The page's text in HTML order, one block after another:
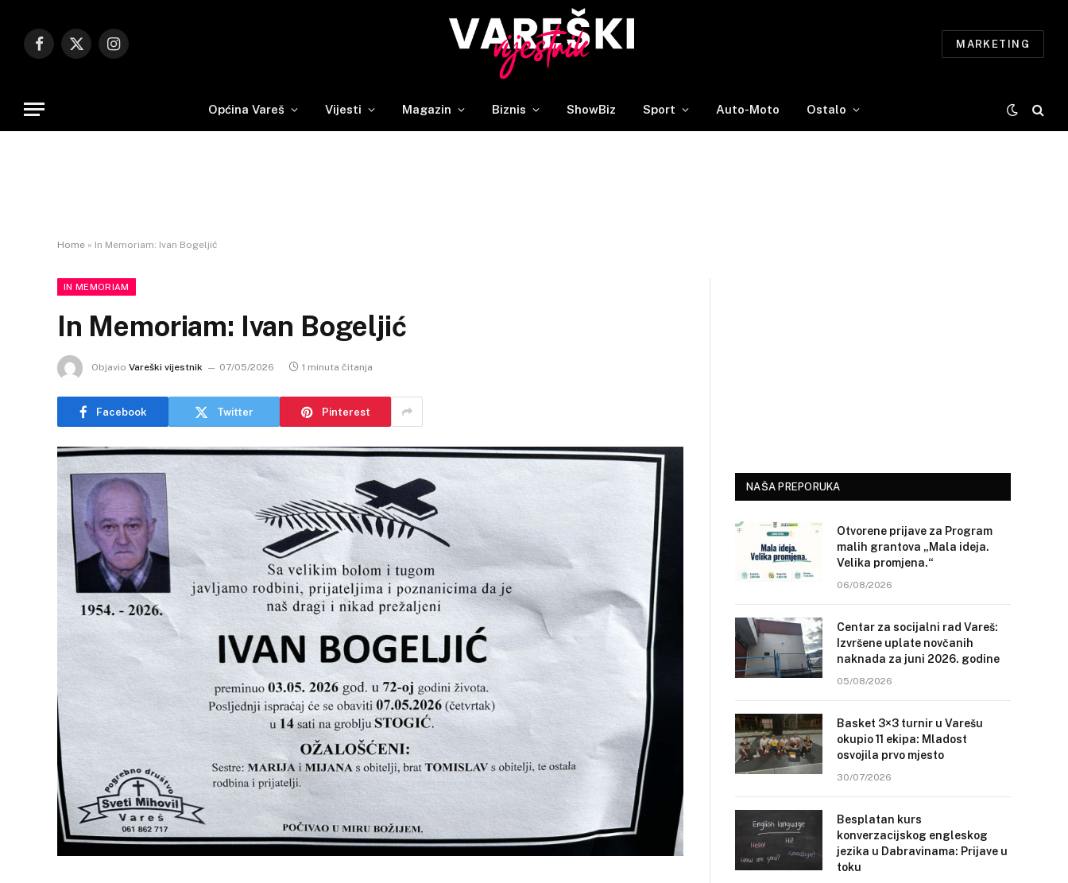
Facebook
X
Instagram
MARKETING
Općina Vareš Vijesti Magazin Biznis ShowBiz Sport Auto-Moto Ostalo
Home » In Memoriam: Ivan Bogeljić
IN MEMORIAM
In Memoriam: Ivan Bogeljić
Objavio Vareški vijestnik 07/05/2026 1 minuta čitanja
Facebook Twitter Pinterest
NAŠA PREPORUKA
Otvorene prijave za Program
malih grantova „Mala ideja.
Velika promjena.“
06/08/2026
Centar za socijalni rad Vareš:
Izvršene uplate novčanih
naknada za juni 2026. godine
05/08/2026
Basket 3×3 turnir u Varešu
okupio 11 ekipa: Mladost
osvojila prvo mjesto
30/07/2026
Besplatan kurs
konverzacijskog engleskog
jezika u Dabravinama: Prijave u
toku